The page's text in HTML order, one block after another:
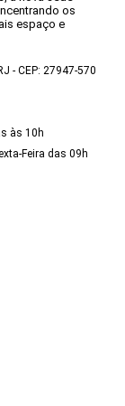
os
espaço e
- CEP: 27947-570
às 10h
Feira das 09h